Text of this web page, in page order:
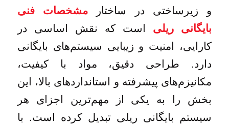
و زیرساختی در ساختارمشخصات فنی
بایگانی ریلی است که نقش اساسی در
کارایی، امنیت و زیبایی سیستم‌های بایگانی
دارد. طراحی دقیق، مواد با کیفیت،
مکانیزم‌های پیشرفته و استانداردهای بالا، این
بخش را به یکی از مهم‌ترین اجزای هر
سیستم بایگانی ریلی تبدیل کرده است. با